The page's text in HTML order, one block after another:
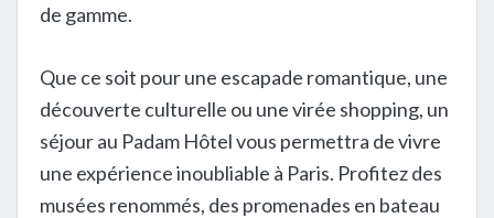
de gamme.
Que ce soit pour une escapade romantique, une
découverte culturelle ou une virée shopping, un
séjour au Padam Hôtel vous permettra de vivre
une expérience inoubliable à Paris. Profitez des
musées renommés, des promenades en bateau